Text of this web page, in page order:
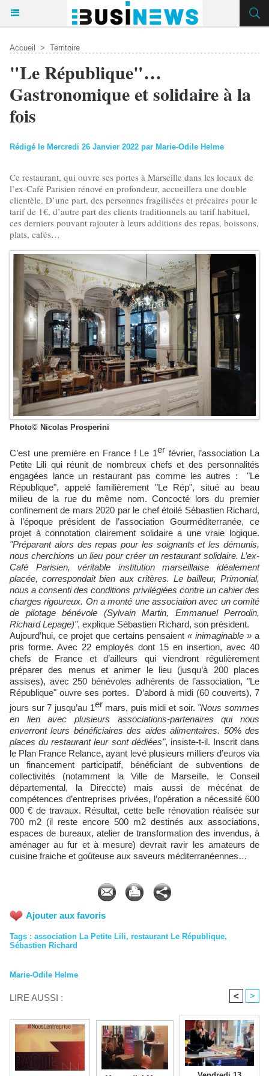
Accueil > Territoire
"Le République"…
Gastronomique et solidaire à la
fois
Rédigé le Mercredi 26 Janvier 2022 par Marie-Odile Helme
Ce restaurant, qui ouvre ses portes à Marseille dans les locaux de
l’ex-Café Parisien rénové en profondeur, accueillera une double
clientèle. D’une part, des personnes fragilisées et précaires pour le
tarif de 1€, d’autre part des clients traditionnels au tarif habituel,
ces derniers pouvant rajouter à leurs additions des repas, boissons,
plats, cafés…
Photo© Nicolas Prosperini
C’est une première en France ! Le 1er février, l’association La
Petite Lili qui réunit de nombreux chefs et des personnalités
engagées lance un restaurant pas comme les autres : "Le
République", appelé familièrement "Le Rép", situé au beau
milieu de la rue du même nom. Concocté lors du premier
confinement de mars 2020 par le chef étoilé Sébastien Richard,
à l’époque président de l’association Gourméditerranée, ce
projet à connotation clairement solidaire a une vraie logique.
"Préparant alors des repas pour les soignants et les démunis,
nous cherchions un lieu pour créer un restaurant solidaire. L’ex-
Café Parisien, véritable institution marseillaise idéalement
placée, correspondait bien aux critères. Le bailleur, Primonial,
nous a consenti des conditions privilégiées contre un cahier des
charges rigoureux. On a monté une association avec un comité
de pilotage bénévole (Sylvain Martin, Emmanuel Perrodin,
Richard Lepage)", explique Sébastien Richard, son président.
Aujourd’hui, ce projet que certains pensaient« inimaginable » a
pris forme. Avec 22 employés dont 15 en insertion, avec 40
chefs de France et d’ailleurs qui viendront régulièrement
préparer des menus et animer le lieu (jusqu’à 200 places
assises), avec 250 bénévoles adhérents de l’association, "Le
République" ouvre ses portes. D’abord à midi (60 couverts), 7
jours sur 7 jusqu’au 1er mars, puis midi et soir. "Nous sommes
en lien avec plusieurs associations-partenaires qui nous
enverront leurs bénéficiaires des aides alimentaires. 50% des
places du restaurant leur sont dédiées", insiste-t-il. Inscrit dans
le Plan France Relance, ayant levé plusieurs milliers d’euros via
un financement participatif, bénéficiant de subventions de
collectivités (notamment la Ville de Marseille, le Conseil
départemental, la Direccte) mais aussi de mécénat de
compétences d’entreprises privées, l’opération a nécessité 600
000 € de travaux. Résultat, cette belle rénovation réalisée sur
700 m2 (il reste encore 500 m2 destinés aux associations,
espaces de bureaux, atelier de transformation des invendus, à
aménager au fur et à mesure) devrait ravir les amateurs de
cuisine fraiche et goûteuse aux saveurs méditerranéennes…
Ajouter aux favoris
Tags : association La Petite Lili, restaurant Le République,
Sébastien Richard
Marie-Odile Helme
LIRE AUSSI : < >